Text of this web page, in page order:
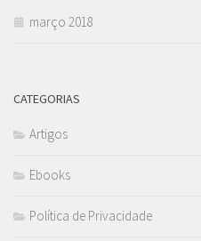
março 2018
CATEGORIAS
Artigos
Ebooks
Política de Privacidade